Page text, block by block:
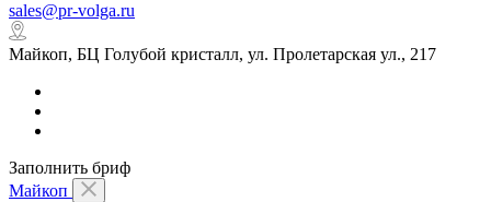
sales@pr-volga.ru
Майкоп, БЦ Голубой кристалл, ул. Пролетарская ул., 217
Заполнить бриф
Майкоп